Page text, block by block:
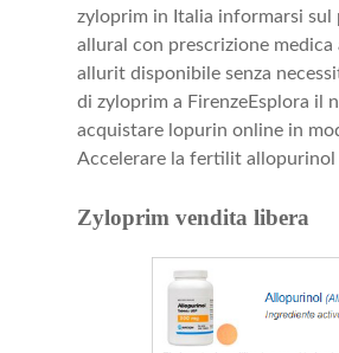
zyloprim in Italia informarsi sul
allural con prescrizione medica
allurit disponibile senza
di zyloprim a FirenzeEsplora il
acquistare lopurin online in
Accelerare la fertilit allopurinol
Zyloprim vendita libera